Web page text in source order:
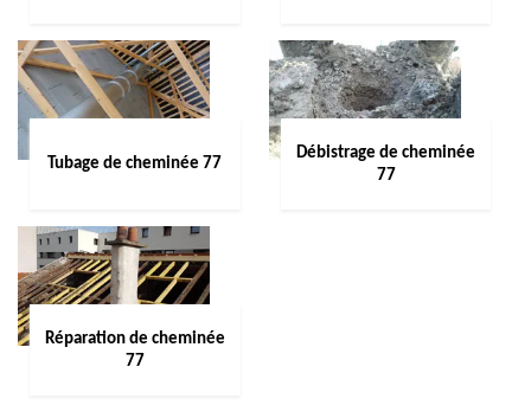
Tubage de cheminée 77
Débistrage de cheminée
77
Réparation de cheminée
77